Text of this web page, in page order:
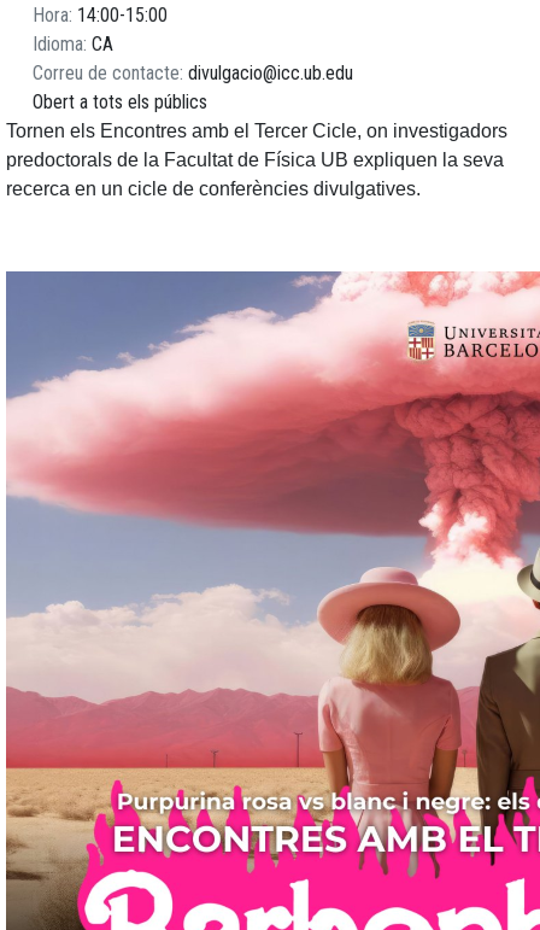
Hora 14:00 15:00
Idioma CA
Correu de contacte divulgacio@icc.ub.edu
Obert a tots els públics
Tornen els Encontres amb el Tercer Cicle, on investigadors
predoctorals de la Facultat de Física UB expliquen la seva
recerca en un cicle de conferències divulgatives.